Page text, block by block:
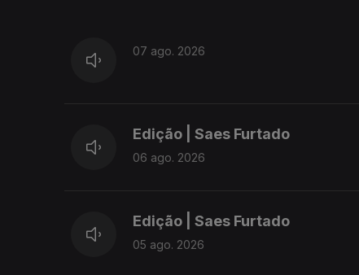
07 ago. 2026
Edição | Saes Furtado
06 ago. 2026
Edição | Saes Furtado
05 ago. 2026